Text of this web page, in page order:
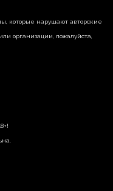
которые нарушают авторские
организации, пожалуйста,